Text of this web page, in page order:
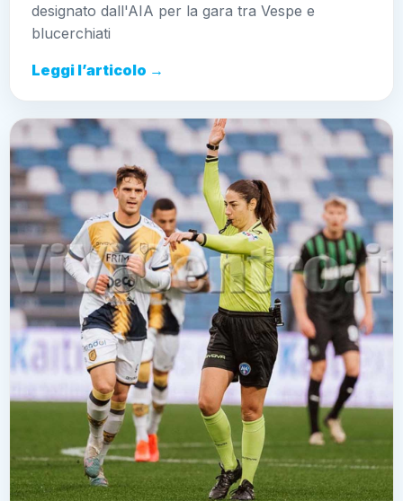
designato dall'AIA per la gara tra Vespe e
blucerchiati
Leggi l’articolo →